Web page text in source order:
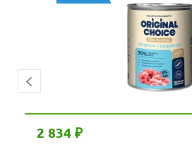
2 834 ₽